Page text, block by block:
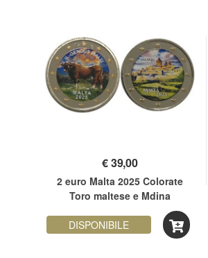
€39,00
2 euro Malta 2025 Colorate
Toro maltese e Mdina
DISPONIBILE